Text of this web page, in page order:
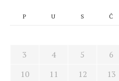
P U S Č
3
4 5 6
10
11 12 13